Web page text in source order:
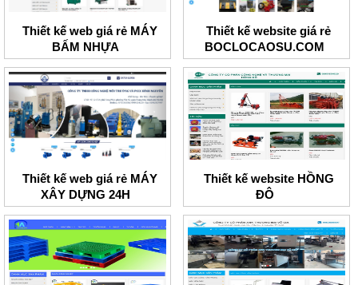
Thiết kế web giá rẻ MÁY
BẤM NHỰA
Thiết kế website giá rẻ
BOCLOCAOSU.COM
Thiết kế web giá rẻ MÁY
XÂY DỰNG 24H
Thiết kế website HỒNG
ĐÔ